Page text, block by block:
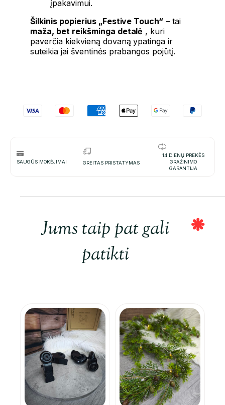
įpakavimui.
Šilkinis popierius „Festive Touch“ – tai
maža, bet reikšminga detalė , kuri
paverčia kiekvieną dovaną ypatinga ir
suteikia jai šventinės prabangos pojūtį.
SAUGŪS MOKĖJIMAI GREITAS PRISTATYMAS
14 DIENŲ PREKĖS
GRAŽINIMO
GARANTIJA
Jums taip pat gali
patikti